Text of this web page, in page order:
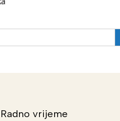
Radno vrijeme